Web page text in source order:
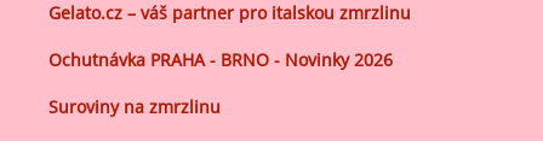
Gelato.cz – váš partner pro italskou zmrzlinu
Ochutnávka PRAHA - BRNO - Novinky 2026
Suroviny na zmrzlinu